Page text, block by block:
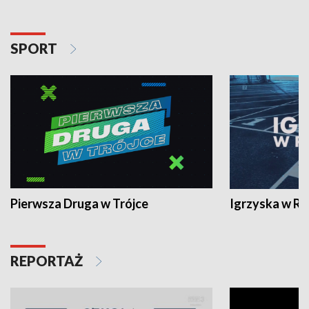
SPORT
Pierwsza Druga w Trójce Igrzyska w
REPORTAŻ